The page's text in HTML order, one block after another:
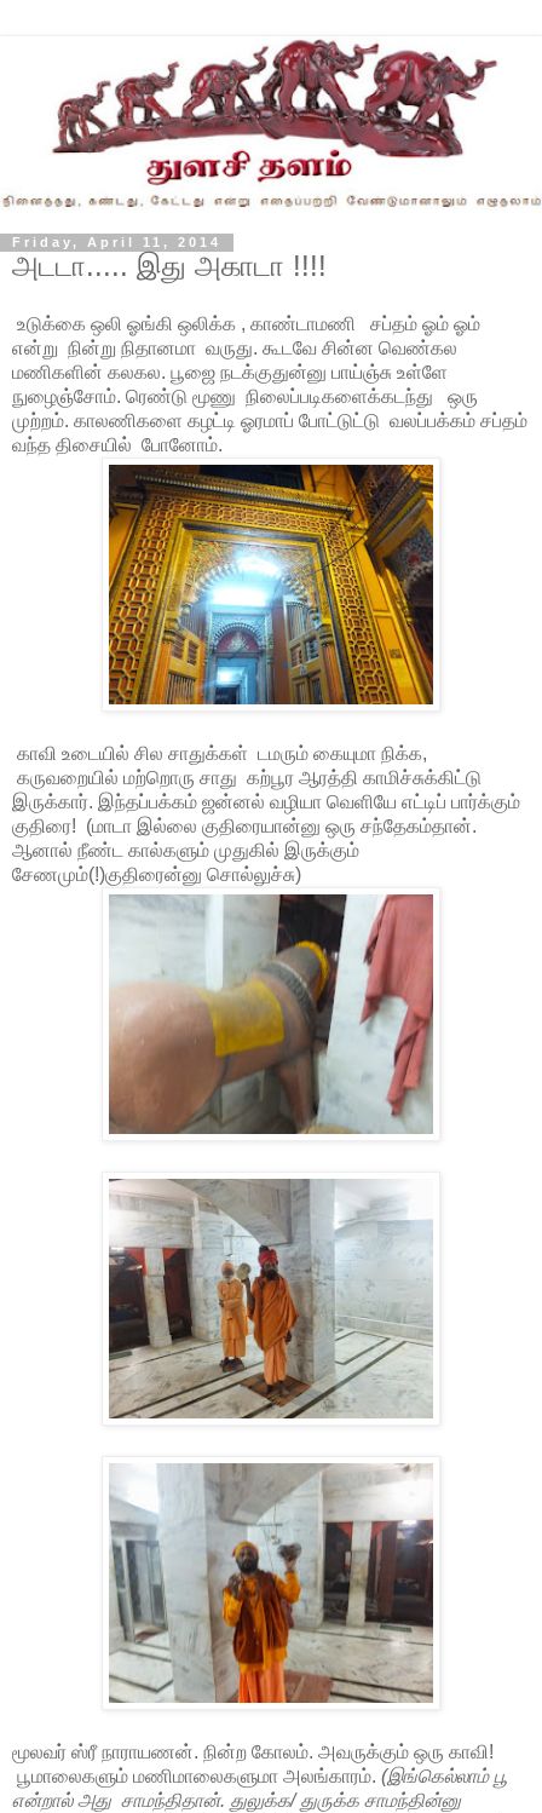
Friday, April 11, 2014
அடடா..... இது அகாடா !!!!
உடுக்கை ஒலி ஓங்கி ஒலிக்க , காண்டாமணி சப்தம் ஓம் ஓம்
என்று நின்று நிதானமா வருது. கூடவே சின்ன வெண்கல
மணிகளின் கலகல. பூஜை நடக்குதுன்னு பாய்ஞ்சு உள்ளே
நுழைஞ்சோம். ரெண்டு மூணு நிலைப்படிகளைக்கடந்து ஒரு
முற்றம். காலணிகளை கழட்டி ஓரமாப் போட்டுட்டு வலப்பக்கம் சப்தம்
வந்த திசையில் போனோம்.
காவி உடையில் சில சாதுக்கள் டமரும் கையுமா நிக்க,
கருவறையில் மற்றொரு சாது கற்பூர ஆரத்தி காமிச்சுக்கிட்டு
இருக்கார். இந்தப்பக்கம் ஜன்னல் வழியா வெளியே எட்டிப் பார்க்கும்
குதிரை! (மாடா இல்லை குதிரையான்னு ஒரு சந்தேகம்தான்.
ஆனால் நீண்ட கால்களும் முதுகில் இருக்கும்
சேணமும்(!)குதிரைன்னு சொல்லுச்சு)
மூலவர் ஸ்ரீ நாராயணன். நின்ற கோலம். அவருக்கும் ஒரு காவி!
பூமாலைகளும் மணிமாலைகளுமா அலங்காரம். (இங்கெல்லாம் பூ
என்றால் அது சாமந்திதான். துலுக்க/ துருக்க சாமந்தின்னு